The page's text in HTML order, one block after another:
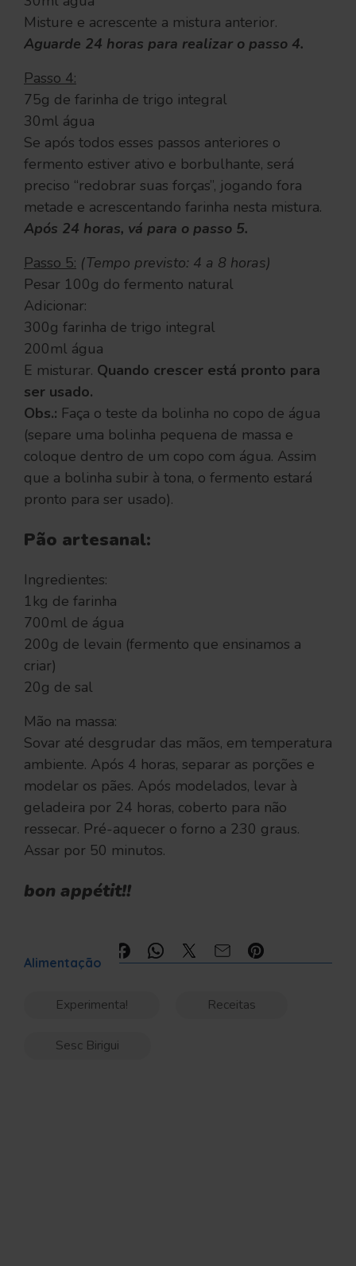
Misture e acrescente a mistura anterior.
Aguarde 24 horas para realizar o passo 4.
Passo 4:
75g de farinha de trigo integral
30ml água
Se após todos esses passos anteriores o
fermento estiver ativo e borbulhante, será
preciso “redobrar suas forças”, jogando fora
metade e acrescentando farinha nesta mistura.
Após 24 horas, vá para o passo 5.
Passo 5: (Tempo previsto: 4 a 8 horas)
Pesar 100g do fermento natural
Adicionar:
300g farinha de trigo integral
200ml água
E misturar. Quando crescer está pronto para
ser usado.
Obs.: Faça o teste da bolinha no copo de água
(separe uma bolinha pequena de massa e
coloque dentro de um copo com água. Assim
que a bolinha subir à tona, o fermento estará
pronto para ser usado).
Pão artesanal:
Ingredientes:
1kg de farinha
700ml de água
200g de levain (fermento que ensinamos a
criar)
20g de sal
Mão na massa:
Sovar até desgrudar das mãos, em temperatura
ambiente. Após 4 horas, separar as porções e
modelar os pães. Após modelados, levar à
geladeira por 24 horas, coberto para não
ressecar. Pré-aquecer o forno a 230 graus.
Assar por 50 minutos.
bon appétit!!
Alimentação
Experimenta! Receitas
Sesc Birigui